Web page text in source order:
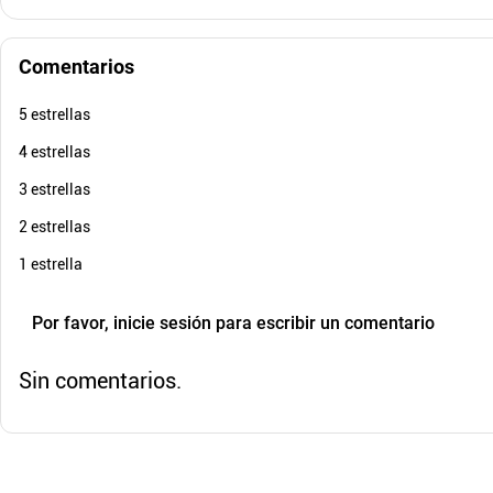
Comentarios
5 estrellas
4 estrellas
3 estrellas
2 estrellas
1 estrella
Por favor, inicie sesión para escribir un comentario
Sin comentarios.